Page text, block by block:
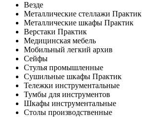
Везде
Металлические стеллажи Практик
Металлические шкафы Практик
Верстаки Практик
Медицинская мебель
Мобильный легкий архив
Сейфы
Стулья промышленные
Сушильные шкафы Практик
Тележки инструментальные
Тумбы для инструментов
Шкафы инструментальные
Столы производственные